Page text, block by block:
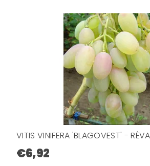
VITIS VINIFERA 'BLAGOVEST' -
€6,92